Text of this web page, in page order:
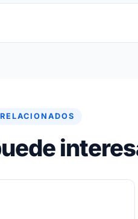
y sobre la mano de